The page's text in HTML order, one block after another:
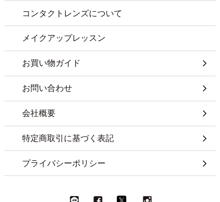
コンタクトレンズについて
メイクアップレッスン
お買い物ガイド
お問い合わせ
会社概要
特定商取引に基づく表記
プライバシーポリシー